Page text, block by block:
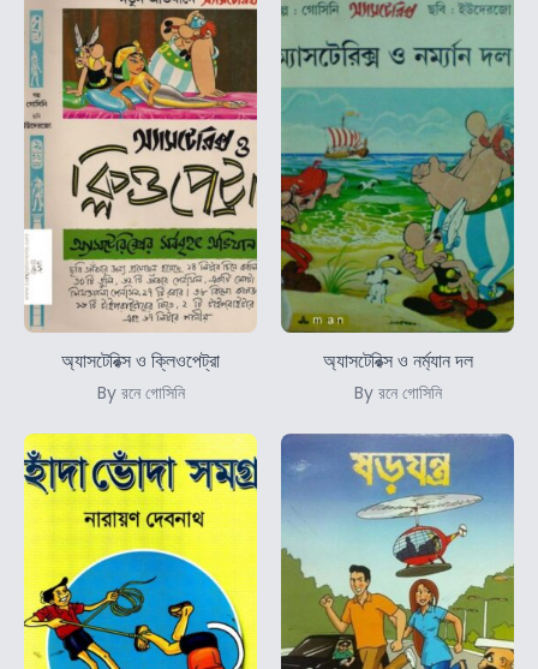
অ্যাসটেরিক্স ও ক্লিওপেট্রা
By রনে গোসিনি
অ্যাসটেরিক্স ও নর্ম্যান দল
By রনে গোসিনি